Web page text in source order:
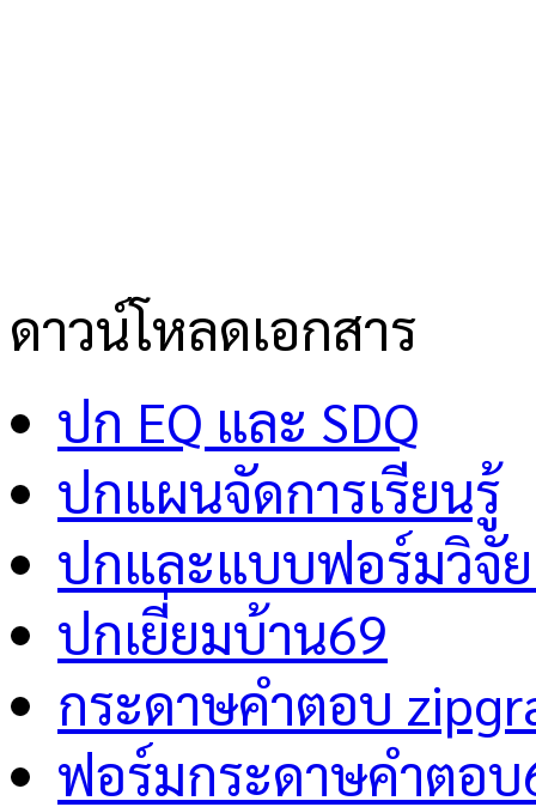
ดาวน์โหลดเอกสาร
ปก EQ และ SDQ
ปกแผนจัดการเรียนรู้
ปกและแบบฟอร์มวิจั
ปกเยี่ยมบ้าน69
กระดาษคำตอบ
ฟอร์มกระดาษคำตอบ